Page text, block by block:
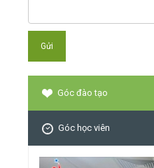
Góc đào tạo
Góc học viên